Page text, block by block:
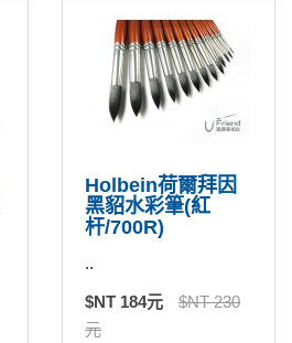
Holbein荷爾拜因
黑貂水彩筆(紅
杆/700R)
..
$NT 184元
$NT 230
元